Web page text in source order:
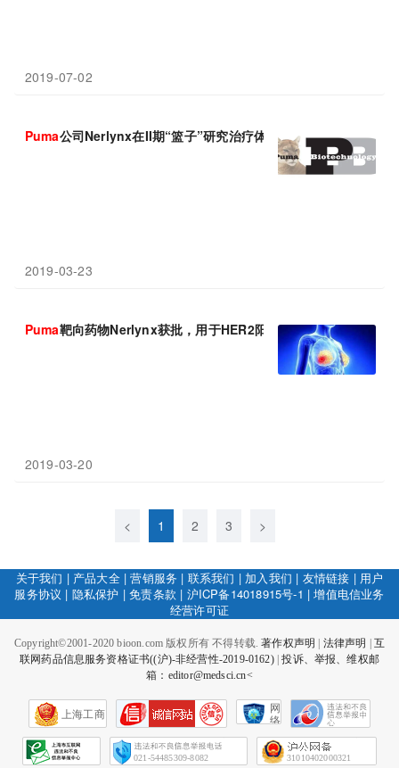
2019-07-02
Puma公司Nerlynx在II期“篮子”研究治疗体细胞HER2突变宫颈癌
2019-03-23
Puma靶向药物Nerlynx获批，用于HER2阳性早期乳腺癌延长辅助
2019-03-20
< 1 2 3 >
关于我们 | 产品大全|营销服务 | 联系我们 | 加入我们 | 友情链接 | 用户
服务协议 | 隐私保护 |免责条款 | 沪ICP备14018915号-1 |增值电信业务
经营许可证
Copyright©2001-2020 bioon.com 版权所有 不得转载.著作权声明 法律声明
互
联网药品信息服务资格证书((沪)-非经营性-2019-0162)|投诉、举报、维权邮
箱：editor@medsci.cn<
上海工商
网
络
会
征
021-54485309-8082 31010402000321